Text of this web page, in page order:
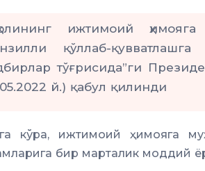
ижтимоий
қўллаб-
тўғрисида”ги
й.) қабул қилинди
кўра, ижтимоий ҳимояга
бир марталик моддий